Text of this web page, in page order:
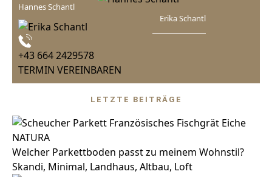
Hannes Schantl
Erika Schantl
+43 664 2429578
TERMIN VEREINBAREN
LETZTE BEITRÄGE
Welcher Parkettboden passt zu meinem Wohnstil?
Skandi, Minimal, Landhaus, Altbau, Loft